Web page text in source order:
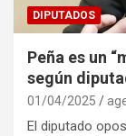
DIPUTADOS
Peña es un
según
01/04/2025
El diputado